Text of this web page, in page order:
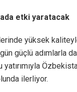
etki yaratacak
yüksek
güçlü adımlarla
yatırımıyla
ilerliyor.